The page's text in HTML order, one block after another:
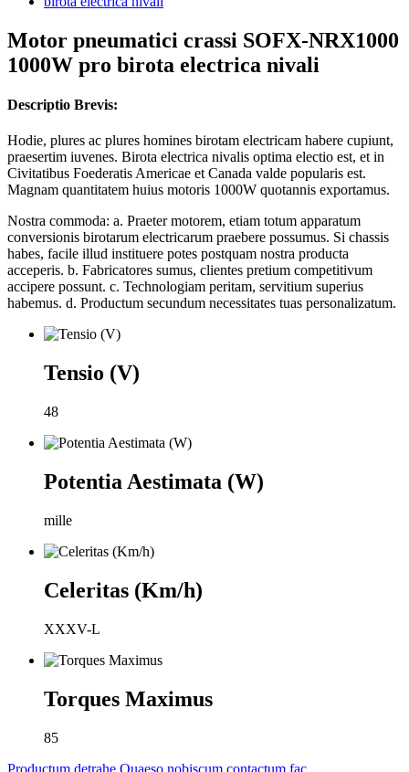
Motor pneumatici crassi SOFX-NRX1000
1000W pro birota electrica nivali
Descriptio Brevis:
Hodie, plures ac plures homines birotam electricam habere cupiunt,
praesertim iuvenes. Birota electrica nivalis optima electio est, et in
Civitatibus Foederatis Americae et Canada valde popularis est.
Magnam quantitatem huius motoris 1000W quotannis exportamus.
Nostra commoda: a. Praeter motorem, etiam totum apparatum
conversionis birotarum electricarum praebere possumus. Si chassis
habes, facile illud instituere potes postquam nostra producta
acceperis. b. Fabricatores sumus, clientes pretium competitivum
accipere possunt. c. Technologiam peritam, servitium superius
habemus. d. Productum secundum necessitates tuas personalizatum.
Tensio (V)
48
Potentia Aestimata (W)
mille
Celeritas (Km/h)
XXXV-L
Torques Maximus
85
Productum detrahe Quaeso nobiscum contactum fac.